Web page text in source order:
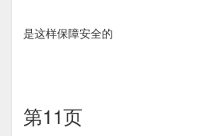
是这样保障安全的
第11页